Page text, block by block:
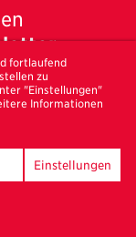
fortlaufend
zu
"Einstellungen"
Informationen
Einstellungen